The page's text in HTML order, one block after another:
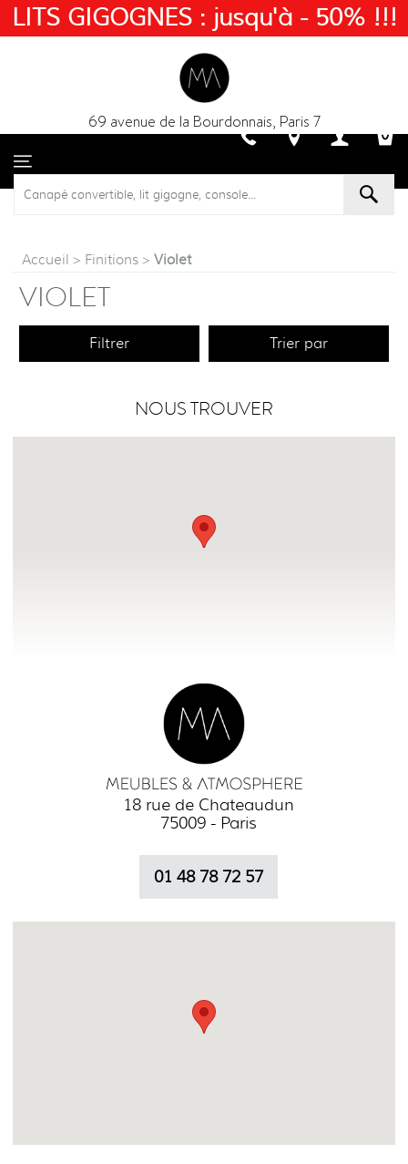
69 avenue de la Bourdonnais, Paris 7
Accueil > Finitions > Violet
VIOLET
Filtrer Trier par
NOUS TROUVER
18 rue de Chateaudun
75009 - Paris
01 48 78 72 57
LITS GIGOGNES : jusqu'à - 50% !!!